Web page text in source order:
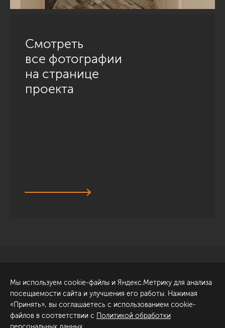
Смотреть
все фотографии
на странице
проекта
Обсудить проект
ул. Академика Павлова, 6
к1
+7 (812) 200-95-55
Мы используем cookie-файлы и Яндекс.Метрику для анализа
посещаемости сайта и улучшения его работы. Нажимая
«Принять», вы соглашаетесь с использованием cookie-
файлов в соответствии с Политикой обработки